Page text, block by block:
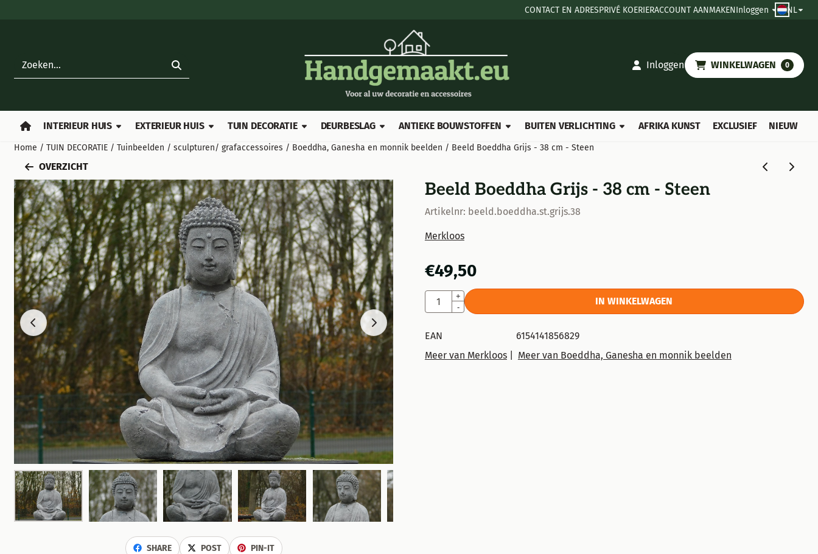
CONTACT EN ADRESPRIVÉ KOERIERACCOUNT AANMAKENInloggen NL
Zoeken
Inloggen WINKELWAGEN 0
INTERIEUR HUIS EXTERIEUR HUIS TUIN DECORATIE DEURBESLAG ANTIEKE BOUWSTOFFEN BUITEN VERLICHTING AFRIKA KUNST EXCLUSIEF NIEUW
Home / TUIN DECORATIE / Tuinbeelden / sculpturen/ grafaccessoires / Boeddha, Ganesha en monnik beelden / Beeld Boeddha Grijs - 38 cm - Steen
OVERZICHT
SHARE POST PIN-IT
Beeld Boeddha Grijs - 38 cm - Steen
Artikelnr: beeld.boeddha.st.grijs.38
Merkloos
€49,50
Aantal
+
-
IN WINKELWAGEN
EAN
6154141856829
Meer van Merkloos| Meer van Boeddha, Ganesha en monnik beelden